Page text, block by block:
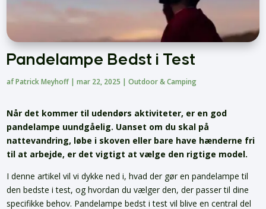
Pandelampe Bedst i Test
afPatrick Meyhoff |mar 22, 2025 |Outdoor & Camping
Når det kommer til udendørs aktiviteter, er en god
pandelampe uundgåelig. Uanset om du skal på
nattevandring, løbe i skoven eller bare have hænderne fri
til at arbejde, er det vigtigt at vælge den rigtige model.
I denne artikel vil vi dykke ned i, hvad der gør en pandelampe til
den bedste i test, og hvordan du vælger den, der passer til dine
specifikke behov. Pandelampe bedst i test vil blive en central del